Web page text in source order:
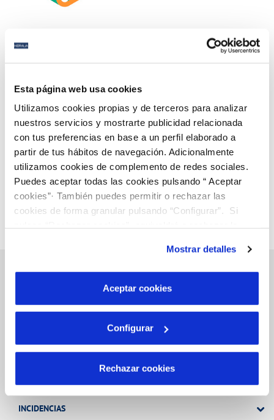
Esta página web usa cookies
Utilizamos cookies propias y de terceros para analizar
nuestros servicios y mostrarte publicidad relacionada
con tus preferencias en base a un perfil elaborado a
partir de tus hábitos de navegación. Adicionalmente
utilizamos cookies de complemento de redes sociales.
Puedes aceptar todas las cookies pulsando “ Aceptar
cookies”· También puedes permitir o rechazar las
cookies de forma granular pulsando “Configurar”. Si
son indispensables para que el sitio web funcione y que
por tanto no se pueden desactivar. Puedes consultar
más información en nuestraPolítica de Cookies
Mostrar detalles
Aceptar cookies
Configurar
Rechazar cookies
Hidralia se suma al Foro RSE de Málaga para
los ODS
Página 63 de 112
Anterior Siguiente
Gestiones Online
FACTURAS, PAGOS Y CONSUMOS
MODIFICACIÓN DE DATOS
INCIDENCIAS